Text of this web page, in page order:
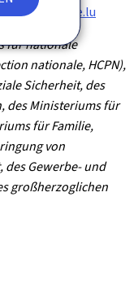
www.infocrise.lu
für nationale
nationale, HCPN),
Sicherheit, des
des Ministeriums für
für Familie,
von
Gewerbe- und
großherzoglichen